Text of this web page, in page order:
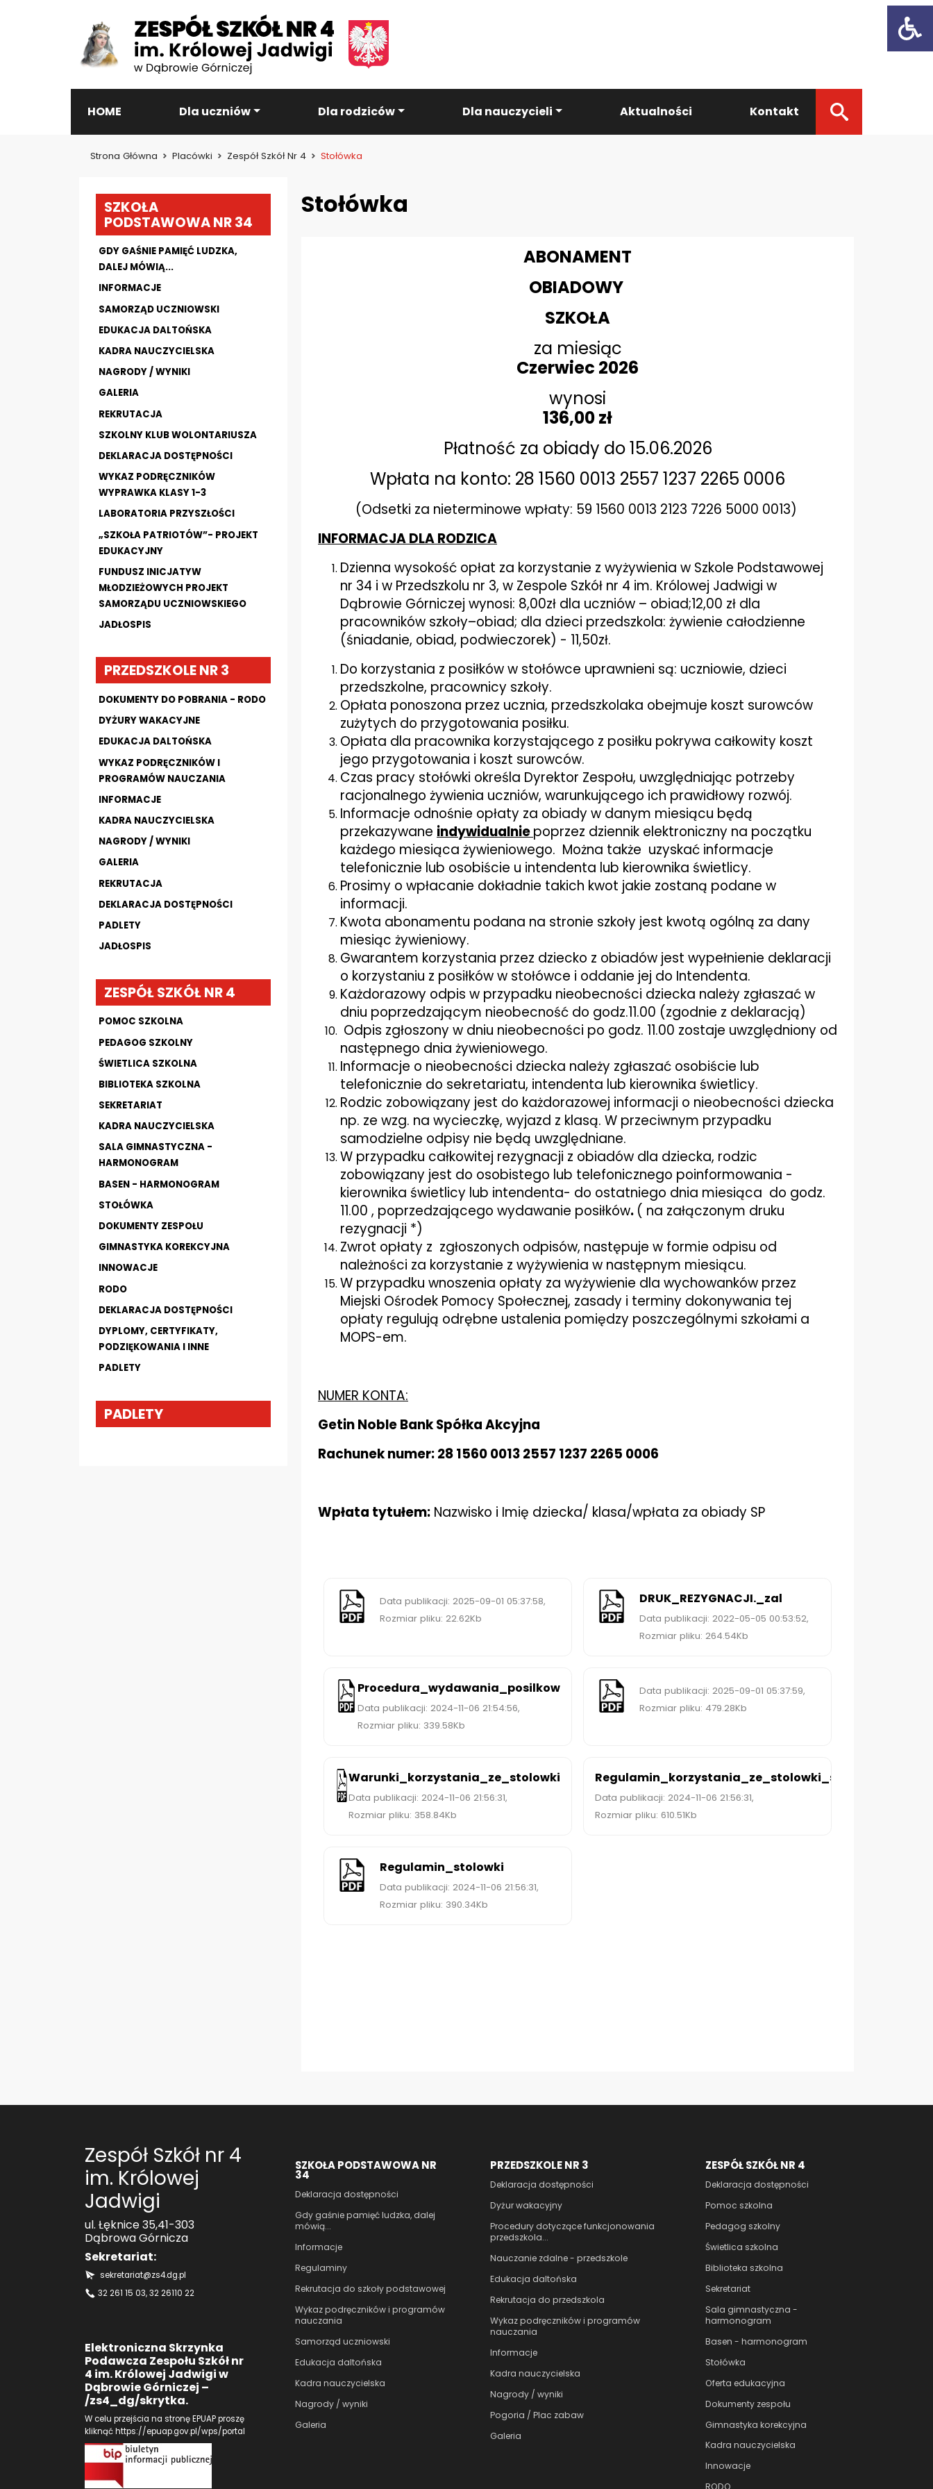
Open
HOME Dla uczniów Dla rodziców Dla nauczycieli Aktualności Kontakt
Strona Główna Placówki Zespół Szkół Nr 4 Stołówka
SZKOŁA
PODSTAWOWA NR 34
GDY GAŚNIE PAMIĘĆ LUDZKA,
DALEJ MÓWIĄ...
INFORMACJE
SAMORZĄD UCZNIOWSKI
EDUKACJA DALTOŃSKA
KADRA NAUCZYCIELSKA
NAGRODY / WYNIKI
GALERIA
REKRUTACJA
SZKOLNY KLUB WOLONTARIUSZA
DEKLARACJA DOSTĘPNOŚCI
WYKAZ PODRĘCZNIKÓW
WYPRAWKA KLASY 1-3
LABORATORIA PRZYSZŁOŚCI
„SZKOŁA PATRIOTÓW”- PROJEKT
EDUKACYJNY
FUNDUSZ INICJATYW
MŁODZIEŻOWYCH PROJEKT
SAMORZĄDU UCZNIOWSKIEGO
JADŁOSPIS
PRZEDSZKOLE NR 3
DOKUMENTY DO POBRANIA - RODO
DYŻURY WAKACYJNE
EDUKACJA DALTOŃSKA
WYKAZ PODRĘCZNIKÓW I
PROGRAMÓW NAUCZANIA
INFORMACJE
KADRA NAUCZYCIELSKA
NAGRODY / WYNIKI
GALERIA
REKRUTACJA
DEKLARACJA DOSTĘPNOŚCI
PADLETY
JADŁOSPIS
ZESPÓŁ SZKÓŁ NR 4
POMOC SZKOLNA
PEDAGOG SZKOLNY
ŚWIETLICA SZKOLNA
BIBLIOTEKA SZKOLNA
SEKRETARIAT
KADRA NAUCZYCIELSKA
SALA GIMNASTYCZNA -
HARMONOGRAM
BASEN - HARMONOGRAM
STOŁÓWKA
DOKUMENTY ZESPOŁU
GIMNASTYKA KOREKCYJNA
INNOWACJE
RODO
DEKLARACJA DOSTĘPNOŚCI
DYPLOMY, CERTYFIKATY,
PODZIĘKOWANIA I INNE
PADLETY
PADLETY
Stołówka
ABONAMENT
OBIADOWY
SZKOŁA
za miesiąc
Czerwiec 2026
wynosi
136,00 zł
Płatność za obiady do 15.06.2026
Wpłata na konto: 28 1560 0013 2557 1237 2265 0006
(Odsetki za nieterminowe wpłaty: 59 1560 0013 2123 7226 5000 0013)
INFORMACJA DLA RODZICA
Dzienna wysokość opłat za korzystanie z wyżywienia w Szkole Podstawowej
nr 34 i w Przedszkolu nr 3, w Zespole Szkół nr 4 im. Królowej Jadwigi w
Dąbrowie Górniczej wynosi: 8,00zł dla uczniów – obiad;12,00 zł dla
pracowników szkoły–obiad; dla dzieci przedszkola: żywienie całodzienne
(śniadanie, obiad, podwieczorek) - 11,50zł.
Do korzystania z posiłków w stołówce uprawnieni są: uczniowie, dzieci
przedszkolne, pracownicy szkoły.
Opłata ponoszona przez ucznia, przedszkolaka obejmuje koszt surowców
zużytych do przygotowania posiłku.
Opłata dla pracownika korzystającego z posiłku pokrywa całkowity koszt
jego przygotowania i koszt surowców.
Czas pracy stołówki określa Dyrektor Zespołu, uwzględniając potrzeby
racjonalnego żywienia uczniów, warunkującego ich prawidłowy rozwój.
Informacje odnośnie opłaty za obiady w danym miesiącu będą
przekazywane indywidualniepoprzez dziennik elektroniczny na początku
każdego miesiąca żywieniowego. Można także uzyskać informacje
telefonicznie lub osobiście u intendenta lub kierownika świetlicy.
Prosimy o wpłacanie dokładnie takich kwot jakie zostaną podane w
informacji.
Kwota abonamentu podana na stronie szkoły jest kwotą ogólną za dany
miesiąc żywieniowy.
Gwarantem korzystania przez dziecko z obiadów jest wypełnienie deklaracji
o korzystaniu z posiłków w stołówce i oddanie jej do Intendenta.
Każdorazowy odpis w przypadku nieobecności dziecka należy zgłaszać w
dniu poprzedzającym nieobecność do godz.11.00 (zgodnie z deklaracją)
Odpis zgłoszony w dniu nieobecności po godz. 11.00 zostaje uwzględniony od
następnego dnia żywieniowego.
Informacje o nieobecności dziecka należy zgłaszać osobiście lub
telefonicznie do sekretariatu, intendenta lub kierownika świetlicy.
Rodzic zobowiązany jest do każdorazowej informacji o nieobecności dziecka
np. ze wzg. na wycieczkę, wyjazd z klasą. W przeciwnym przypadku
samodzielne odpisy nie będą uwzględniane.
W przypadku całkowitej rezygnacji z obiadów dla dziecka, rodzic
zobowiązany jest do osobistego lub telefonicznego poinformowania -
kierownika świetlicy lub intendenta- do ostatniego dnia miesiąca do godz.
11.00 , poprzedzającego wydawanie posiłków. ( na załączonym druku
rezygnacji *)
Zwrot opłaty z zgłoszonych odpisów, następuje w formie odpisu od
należności za korzystanie z wyżywienia w następnym miesiącu.
W przypadku wnoszenia opłaty za wyżywienie dla wychowanków przez
Miejski Ośrodek Pomocy Społecznej, zasady i terminy dokonywania tej
opłaty regulują odrębne ustalenia pomiędzy poszczególnymi szkołami a
MOPS-em.
NUMER KONTA:
Getin Noble Bank Spółka Akcyjna
Rachunek numer: 28 1560 0013 2557 1237 2265 0006
Wpłata tytułem: Nazwisko i Imię dziecka/ klasa/wpłata za obiady SP
Pobierz
Data publikacji: 2025-09-01 05:37:58,
Rozmiar pliku: 22.62Kb
Pobierz DRUK_REZYGNACJI._zal
DRUK_REZYGNACJI._zal
Data publikacji: 2022-05-05 00:53:52,
Rozmiar pliku: 264.54Kb
Pobierz Procedura_wydawania_posilkow
Procedura_wydawania_posilkow
Data publikacji: 2024-11-06 21:54:56,
Rozmiar pliku: 339.58Kb
Pobierz
Data publikacji: 2025-09-01 05:37:59,
Rozmiar pliku: 479.28Kb
Pobierz Warunki_korzystania_ze_stolowki
Warunki_korzystania_ze_stolowki
Data publikacji: 2024-11-06 21:56:31,
Rozmiar pliku: 358.84Kb
Pobierz Regulamin_korzystania_ze_stolowki_szkolnej
Regulamin_korzystania_ze_stolowki_szkolnej
Data publikacji: 2024-11-06 21:56:31,
Rozmiar pliku: 610.51Kb
Pobierz Regulamin_stolowki
Regulamin_stolowki
Data publikacji: 2024-11-06 21:56:31,
Rozmiar pliku: 390.34Kb
Zespół Szkół nr 4
im. Królowej
Jadwigi
ul. Łęknice 35,41-303
Dąbrowa Górnicza
Sekretariat:
sekretariat@zs4.dg.pl
32 261 15 03, 32 26110 22
Elektroniczna Skrzynka
Podawcza Zespołu Szkół nr
4 im. Królowej Jadwigi w
Dąbrowie Górniczej –
/zs4_dg/skrytka.
W celu przejścia na stronę EPUAP proszę
kliknąćhttps://epuap.gov.pl/wps/portal
SZKOŁA PODSTAWOWA NR
34
Deklaracja dostępności
Gdy gaśnie pamięć ludzka, dalej
mówią...
Informacje
Regulaminy
Rekrutacja do szkoły podstawowej
Wykaz podręczników i programów
nauczania
Samorząd uczniowski
Edukacja daltońska
Kadra nauczycielska
Nagrody / wyniki
Galeria
PRZEDSZKOLE NR 3
Deklaracja dostępności
Dyżur wakacyjny
Procedury dotyczące funkcjonowania
przedszkola...
Nauczanie zdalne - przedszkole
Edukacja daltońska
Rekrutacja do przedszkola
Wykaz podręczników i programów
nauczania
Informacje
Kadra nauczycielska
Nagrody / wyniki
Pogoria / Plac zabaw
Galeria
ZESPÓŁ SZKÓŁ NR 4
Deklaracja dostępności
Pomoc szkolna
Pedagog szkolny
Świetlica szkolna
Biblioteka szkolna
Sekretariat
Sala gimnastyczna -
harmonogram
Basen - harmonogram
Stołówka
Oferta edukacyjna
Dokumenty zespołu
Gimnastyka korekcyjna
Kadra nauczycielska
Innowacje